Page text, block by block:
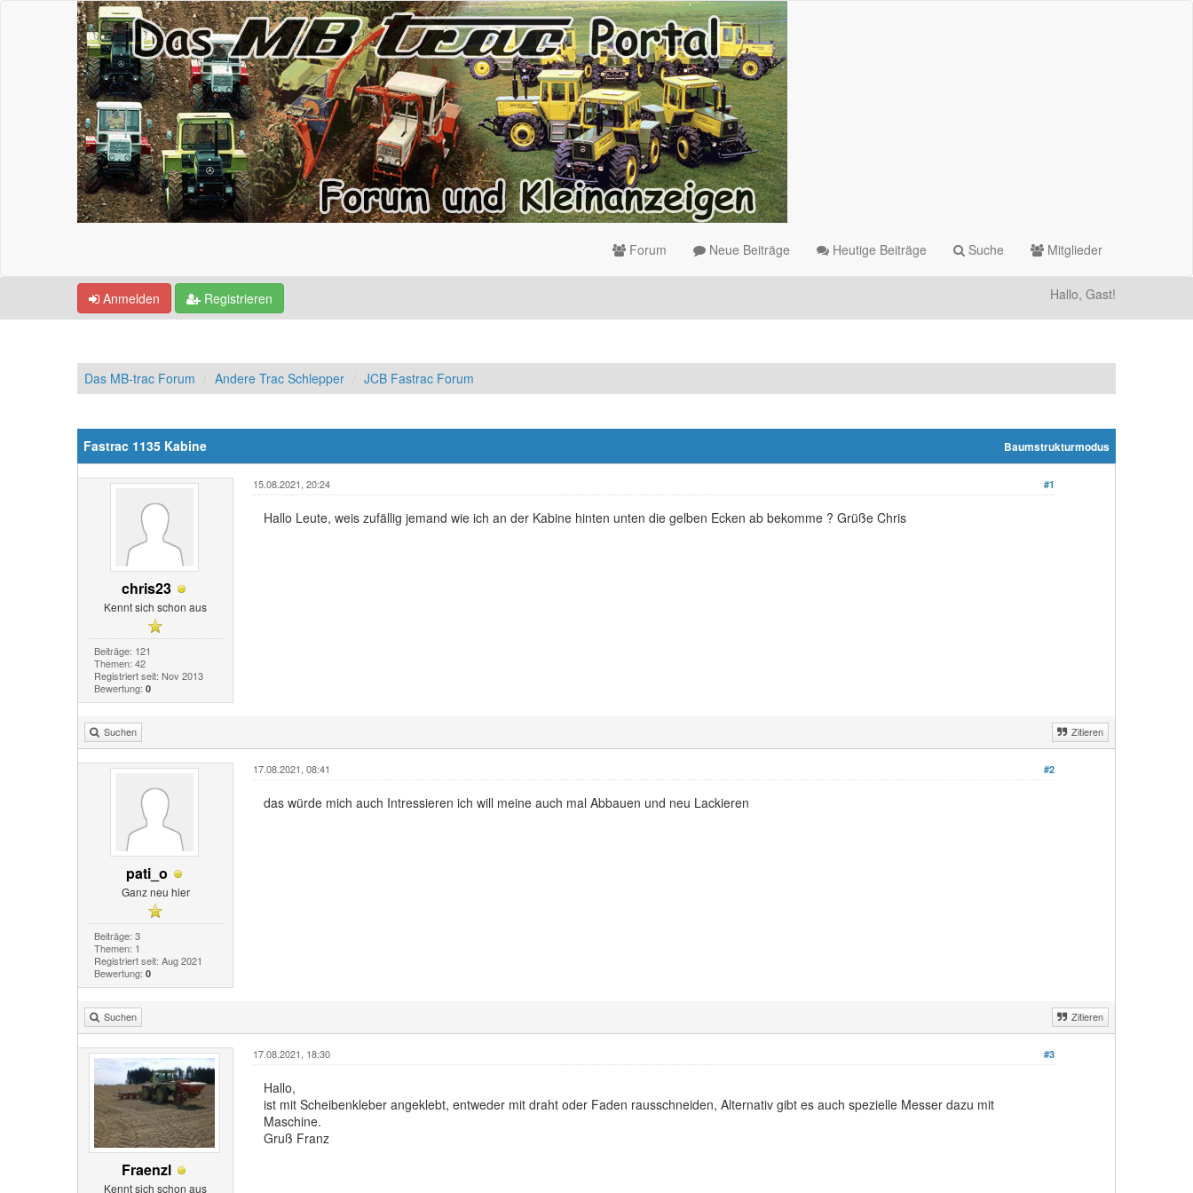
Forum Neue Beiträge Heutige Beiträge Suche Mitglieder
Anmelden Registrieren Hallo, Gast!
Das MB-trac Forum Andere Trac Schlepper JCB Fastrac Forum
Baumstrukturmodus
Fastrac 1135 Kabine
chris23
Kennt sich schon aus
Beiträge: 121
Themen: 42
Registriert seit: Nov 2013
Bewertung: 0
#1
15.08.2021, 20:24
Hallo Leute, weis zufällig jemand wie ich an der Kabine hinten unten die gelben Ecken ab bekomme ? Grüße Chris
Suchen Zitieren
pati_o
Ganz neu hier
Beiträge: 3
Themen: 1
Registriert seit: Aug 2021
Bewertung: 0
#2
17.08.2021, 08:41
das würde mich auch Intressieren ich will meine auch mal Abbauen und neu Lackieren
Suchen Zitieren
Fraenzl
Kennt sich schon aus
#3
17.08.2021, 18:30
Hallo,
ist mit Scheibenkleber angeklebt, entweder mit draht oder Faden rausschneiden, Alternativ gibt es auch spezielle Messer dazu mit
Maschine.
Gruß Franz